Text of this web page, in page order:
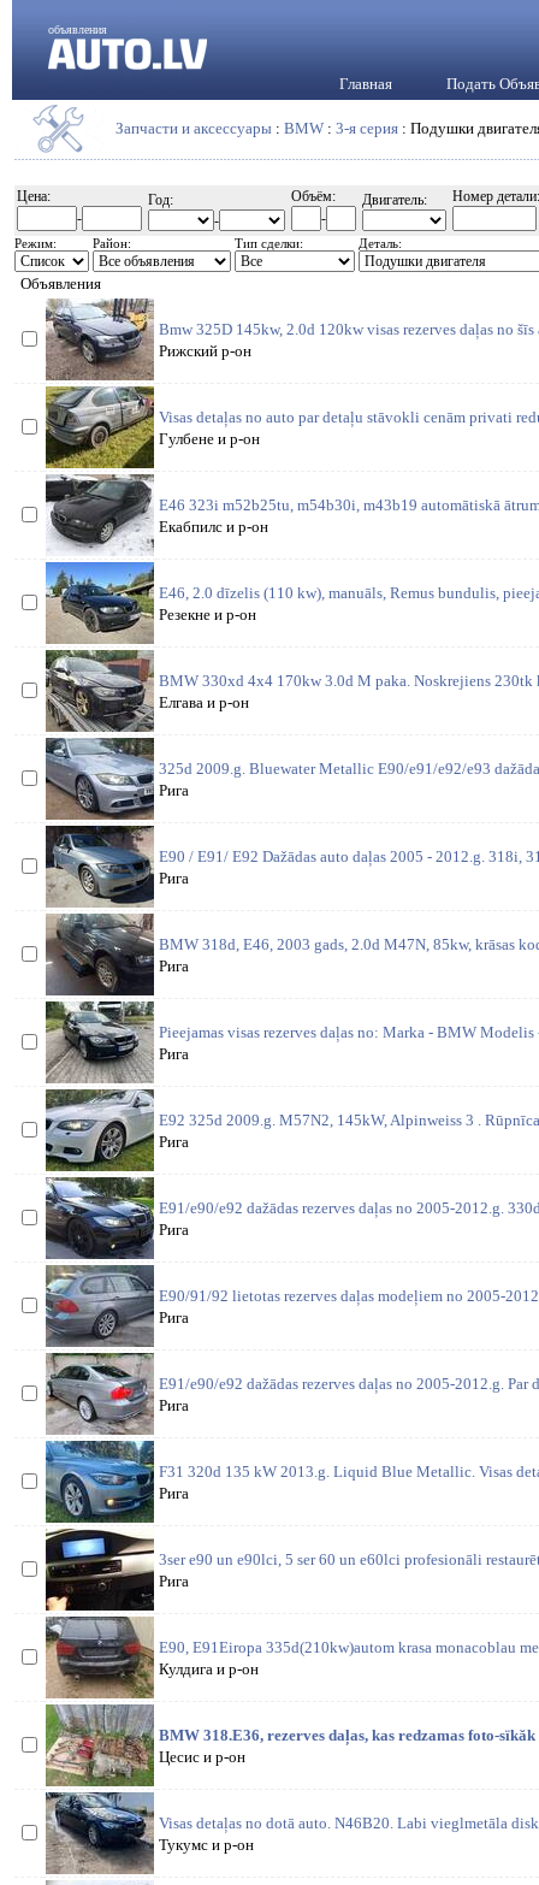
объявления
Главная Подать
Запчасти и аксессуары : BMW : 3-я серия : Подушки
Цена:
-
Год:
-
Объём:
-
Двигатель: Номер детали:
Режим: Район: Тип сделки: Деталь:
Объявления
Bmw 325D 145kw, 2.0d 120kw visas rezerves daļas no šīs
Рижский р-он
Visas detaļas no auto par detaļu stāvokli cenām privati
Гулбене и р-он
E46 323i m52b25tu, m54b30i, m43b19 automātiskā
Екабпилс и р-он
E46, 2.0 dīzelis (110 kw), manuāls, Remus bundulis,
Резекне и р-он
BMW 330xd 4x4 170kw 3.0d M paka. Noskrejiens 230tk
Елгава и р-он
325d 2009.g. Bluewater Metallic E90/e91/e92/e93
Рига
E90 / E91/ E92 Dažādas auto daļas 2005 - 2012.g. 318i,
Рига
BMW 318d, E46, 2003 gads, 2.0d M47N, 85kw, krāsas
Рига
Pieejamas visas rezerves daļas no: Marka - BMW Modelis
Рига
E92 325d 2009.g. M57N2, 145kW, Alpinweiss 3 .
Рига
E91/e90/e92 dažādas rezerves daļas no 2005-2012.g.
Рига
E90/91/92 lietotas rezerves daļas modeļiem no 2005-
Рига
E91/e90/e92 dažādas rezerves daļas no 2005-2012.g. Par
Рига
F31 320d 135 kW 2013.g. Liquid Blue Metallic. Visas
Рига
3ser e90 un e90lci, 5 ser 60 un e60lci profesionāli
Рига
E90, E91Eiropa 335d(210kw)autom krasa monacoblau
Кулдига и р-он
BMW 318.E36, rezerves daļas, kas redzamas foto-
Цесис и р-он
Visas detaļas no dotā auto. N46B20. Labi vieglmetāla
Тукумс и р-он